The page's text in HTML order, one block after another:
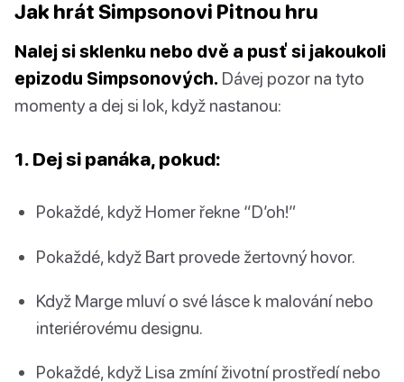
Jak hrát Simpsonovi Pitnou hru
Nalej si sklenku nebo dvě a pusť si jakoukoli
epizodu Simpsonových. Dávej pozor na tyto
momenty a dej si lok, když nastanou:
1. Dej si panáka, pokud:
Pokaždé, když Homer řekne “D’oh!”
Pokaždé, když Bart provede žertovný hovor.
Když Marge mluví o své lásce k malování nebo
interiérovému designu.
Pokaždé, když Lisa zmíní životní prostředí nebo